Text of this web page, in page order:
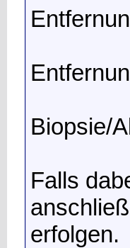
Biopsie/
Falls
erfolgen.